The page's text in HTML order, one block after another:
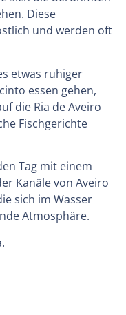
Diese
und werden oft
etwas ruhiger
essen gehen,
die Ria de Aveiro
Fischgerichte
Tag mit einem
Kanäle von Aveiro
sich im Wasser
Atmosphäre.